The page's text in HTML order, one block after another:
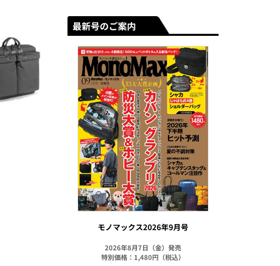
最新号のご案内
モノマックス2026年9月号
2026年8月7日（金）発売
特別価格：1,480円（税込）